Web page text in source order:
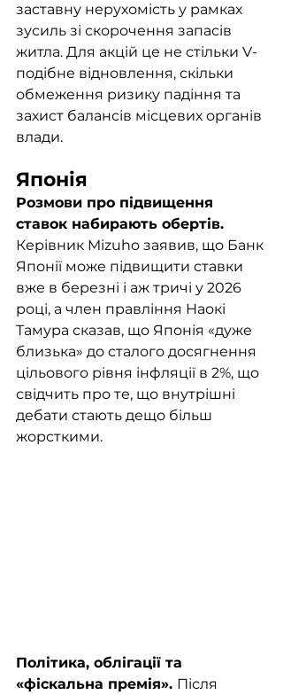
заставну нерухомість у рамках
зусиль зі скорочення запасів
житла. Для акцій це не стільки V-
подібне відновлення, скільки
обмеження ризику падіння та
захист балансів місцевих органів
влади.
Японія
Розмови про підвищення
ставок набирають обертів.
Керівник Mizuho заявив, що Банк
Японії може підвищити ставки
вже в березні і аж тричі у 2026
році, а член правління Наокі
Тамура сказав, що Японія «дуже
близька» до сталого досягнення
цільового рівня інфляції в 2%, що
свідчить про те, що внутрішні
дебати стають дещо більш
жорсткими.
Політика, облігації та
«фіскальна премія». Після